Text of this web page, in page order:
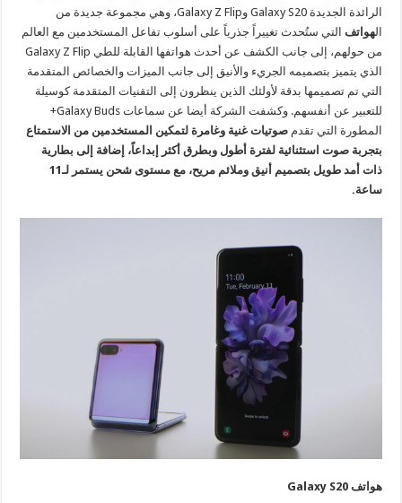
الرائدة الجديدة Galaxy S20 وGalaxy Z Flip
، وهي مجموعة جديدة من
الهواتف التي ستُحدث تغييراً جذرياً على أسلوب تفاعل المستخدمين مع العالم
من حولهم، إلى جانب الكشف عن أحدث هواتفها القابلة للطي Galaxy Z Flip
الذي يتميز بتصميمه الجريء والأنيق إلى جانب الميزات والخصائص المتقدمة
التي تم تصميمها بدقة لأولئك الذين ينظرون إلى التقنيات المتقدمة كوسيلة
للتعبير عن أنفسهم. وكشفت الشركة أيضا عن سماعات Galaxy Buds+
المطورة التي تقدمصوتيات غنية وغامرة لتمكين المستخدمين من الاستمتاع
بتجربة صوت استثنائية لفترة أطول وبطرق أكثر إبداعاً، إضافة إلى بطارية
ذات أمد طويل بتصميم أنيق وملائم مريح، مع مستوى شحن يستمر لـ11
ساعة.
هواتف Galaxy S20